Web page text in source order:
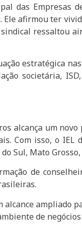
das Empresas
afirmou ter
ressaltou
estratégica
societária,
alcança um
Com isso, o
Sul, Mato
de
ampliado
de negócios